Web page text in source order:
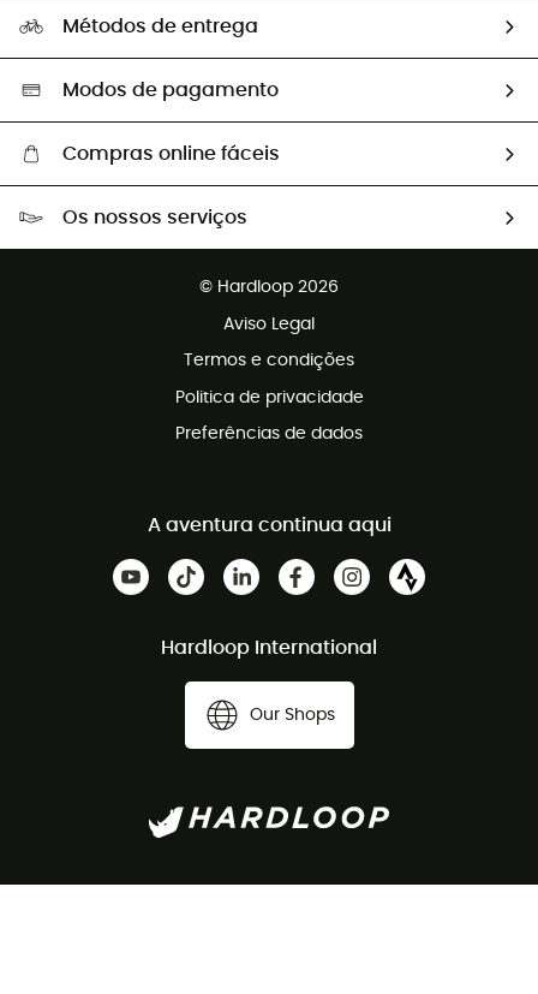
Trocas & Devoluções
Os nossos embaixadores
Seleção eco-responsável
Métodos de entrega
Modos de pagamento
Compras online fáceis
Devoluções gratuitas em 100 dias
Os nossos serviços
© Hardloop 2026
Aviso Legal
Termos e condições
Politica de privacidade
Preferências de dados
A aventura continua aqui
Hardloop International
Our Shops